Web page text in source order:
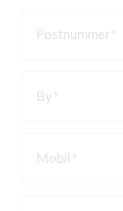
Postnummer
By
Mobil